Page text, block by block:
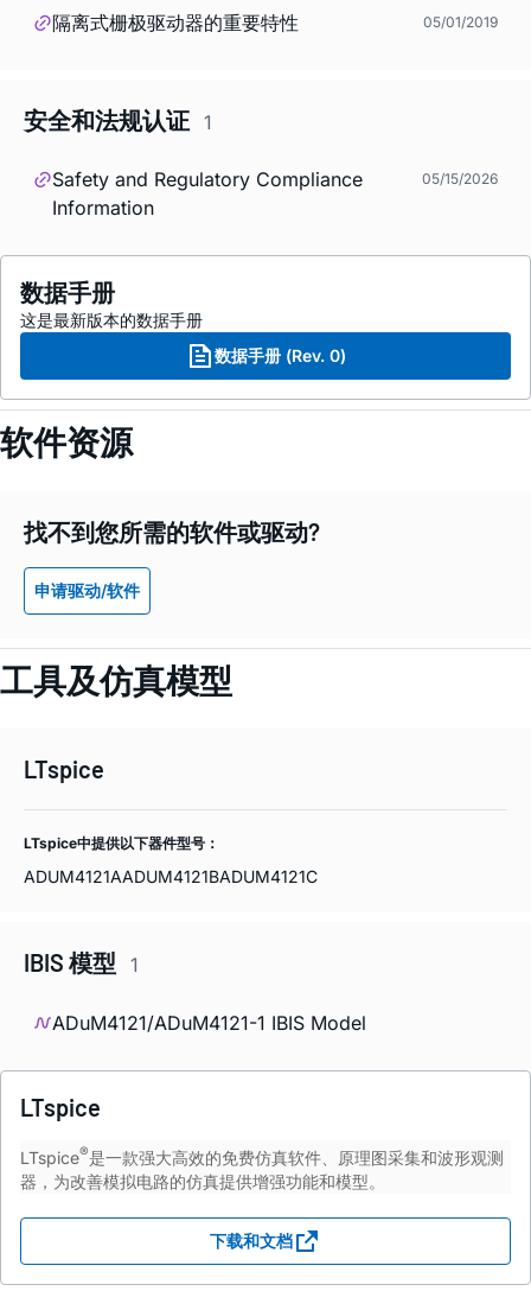
隔离式栅极驱动器的重要特性 05/01/2019
安全和法规认证 1
Safety and Regulatory Compliance
Information
05/15/2026
数据手册
这是最新版本的数据手册
数据手册 (Rev. 0)
软件资源
找不到您所需的软件或驱动?
申请驱动/软件
工具及仿真模型
LTspice
LTspice中提供以下器件型号：
ADUM4121AADUM4121BADUM4121C
IBIS 模型 1
ADuM4121/ADuM4121-1 IBIS Model
LTspice
LTspice®是一款强大高效的免费仿真软件、原理图采集和波形观测
器，为改善模拟电路的仿真提供增强功能和模型。
下载和文档